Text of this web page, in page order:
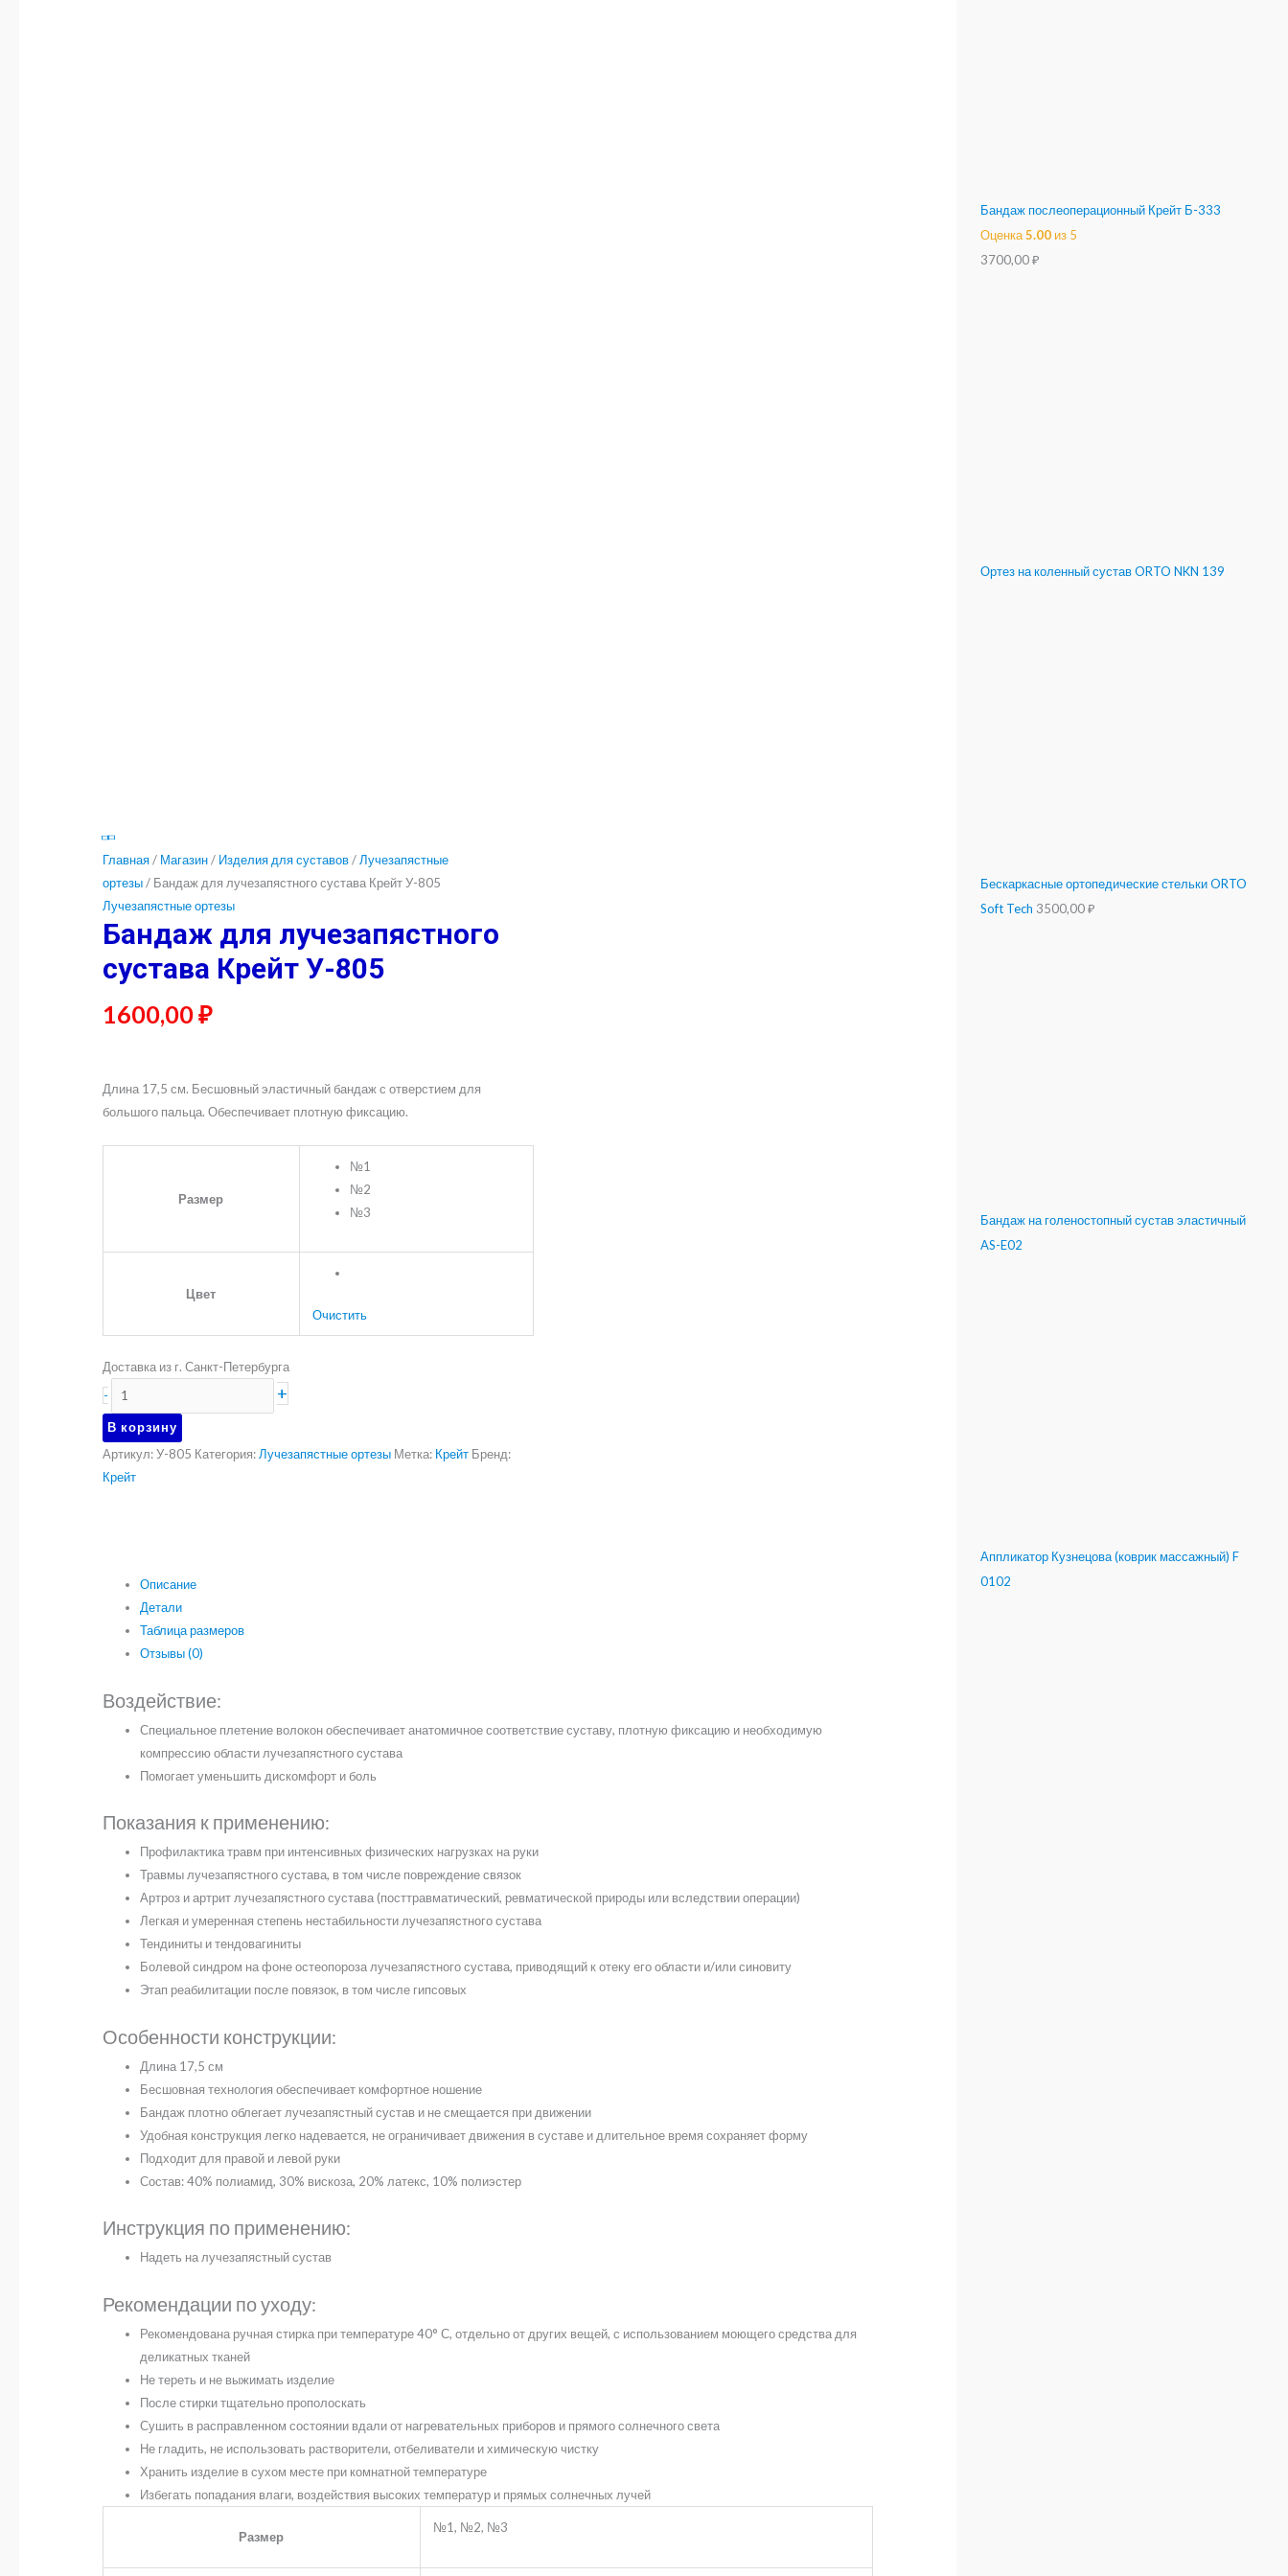
Главная/ Магазин/ Изделия для суставов/ Лучезапястные
ортезы/ Бандаж для лучезапястного сустава Крейт У-805
Лучезапястные ортезы
Бандаж для лучезапястного
сустава Крейт У-805
1600,00₽
Длина 17,5 см. Бесшовный эластичный бандаж с отверстием для
большого пальца. Обеспечивает плотную фиксацию.
Размер
№1
№2
№3
Цвет
Очистить
Доставка из г. Санкт-Петербурга
-
Количество
товара
Бандаж
для
лучезапястного
+
В корзину
Артикул:У-805 Категория: Лучезапястные ортезы Метка: Крейт Бренд:
Крейт
Описание
Детали
Таблица размеров
Отзывы (0)
Воздействие:
Специальное плетение волокон обеспечивает анатомичное соответствие суставу, плотную фиксацию и необходимую
компрессию области лучезапястного сустава
Помогает уменьшить дискомфорт и боль
Показания к применению:
Профилактика травм при интенсивных физических нагрузках на руки
Травмы лучезапястного сустава, в том числе повреждение связок
Артроз и артрит лучезапястного сустава (посттравматический, ревматической природы или вследствии операции)
Легкая и умеренная степень нестабильности лучезапястного сустава
Тендиниты и тендовагиниты
Болевой синдром на фоне остеопороза лучезапястного сустава, приводящий к отеку его области и/или синовиту
Этап реабилитации после повязок, в том числе гипсовых
Особенности конструкции:
Длина 17,5 см
Бесшовная технология обеспечивает комфортное ношение
Бандаж плотно облегает лучезапястный сустав и не смещается при движении
Удобная конструкция легко надевается, не ограничивает движения в суставе и длительное время сохраняет форму
Подходит для правой и левой руки
Состав: 40% полиамид, 30% вискоза, 20% латекс, 10% полиэстер
Инструкция по применению:
Надеть на лучезапястный сустав
Рекомендации по уходу:
Рекомендована ручная стирка при температуре 40° С, отдельно от других вещей, с использованием моющего средства для
деликатных тканей
Не тереть и не выжимать изделие
После стирки тщательно прополоскать
Сушить в расправленном состоянии вдали от нагревательных приборов и прямого солнечного света
Не гладить, не использовать растворители, отбеливатели и химическую чистку
Хранить изделие в сухом месте при комнатной температуре
Избегать попадания влаги, воздействия высоких температур и прямых солнечных лучей
Размер
№1, №2, №3
Бандаж послеоперационный Крейт Б-333
Оценка5.00 из 5
3700,00₽
Ортез на коленный сустав ORTO NKN 139
Бескаркасные ортопедические стельки ORTO
Soft Tech 3500,00₽
Бандаж на голеностопный сустав эластичный
AS-E02
Аппликатор Кузнецова (коврик массажный) F
0102